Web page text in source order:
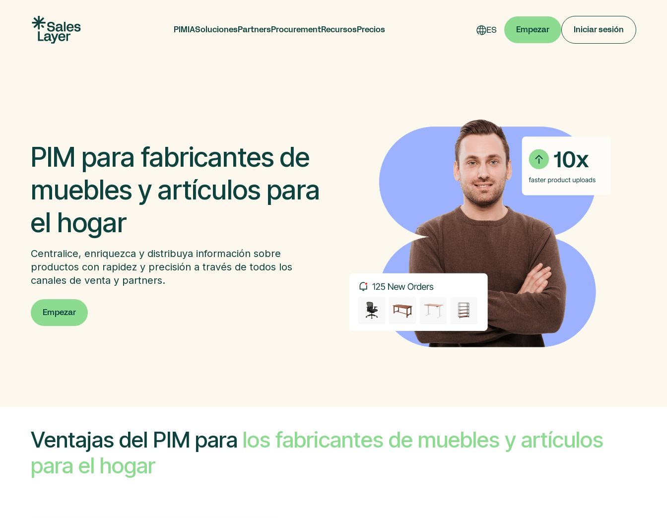
PIMIASolucionesPartnersProcurementRecursosPrecios ES Empezar Iniciar sesión
PIM para fabricantes de
muebles y artículos para
el hogar
Centralice, enriquezca y distribuya información sobre
productos con rapidez y precisión a través de todos los
canales de venta y partners.
Empezar
Ventajas del PIM para los fabricantes de muebles y artículos
para el hogar